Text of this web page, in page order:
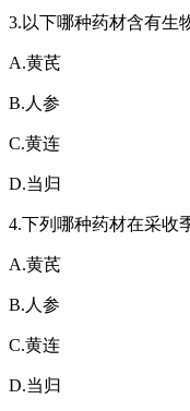
3.以下哪种药材含有生
A.黄芪
B.人参
C.黄连
D.当归
4.下列哪种药材在采收
A.黄芪
B.人参
C.黄连
D.当归